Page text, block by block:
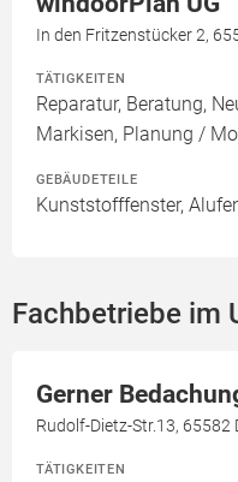
In den Fritzenstücker 2,
TÄTIGKEITEN
Reparatur, Beratung,
Markisen, Planung /
GEBÄUDETEILE
Kunststofffenster,
Fachbetriebe im
Gerner
Rudolf-Dietz-Str.13,
TÄTIGKEITEN